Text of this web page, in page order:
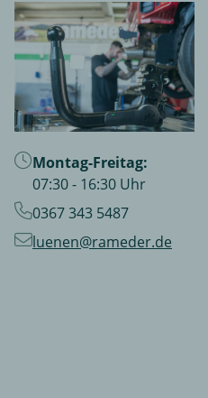
Montag-Freitag:
07:30 - 16:30 Uhr
0367 343 5487
luenen@rameder.de